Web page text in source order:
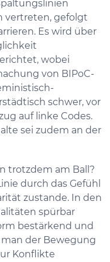
vertreten, gefolgt
Es wird über
wobei
von BIPoC-
schwer, vor
auf linke Codes.
sei zudem an der
trotzdem am Ball?
durch das Gefühl
zustande. In den
spürbar
bestärkend und
der Bewegung
Konflikte